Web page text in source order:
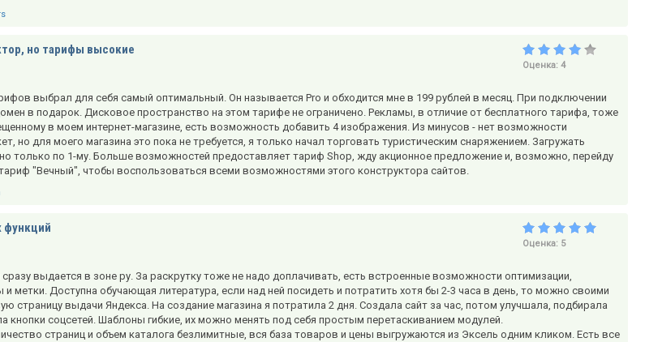
но тарифы высокие
Оценка: 4
выбрал для себя самый оптимальный. Он называется Pro и обходится мне в 199 рублей в месяц. При подключении
в подарок. Дисковое пространство на этом тарифе не ограничено. Рекламы, в отличие от бесплатного тарифа, тоже
в моем интернет-магазине, есть возможность добавить 4 изображения. Из минусов - нет возможности
но для моего магазина это пока не требуется, я только начал торговать туристическим снаряжением. Загружать
только по 1-му. Больше возможностей предоставляет тариф Shop, жду акционное предложение и, возможно, перейду
"Вечный", чтобы воспользоваться всеми возможностями этого конструктора сайтов.
функций
Оценка: 5
выдается в зоне ру. За раскрутку тоже не надо доплачивать, есть встроенные возможности оптимизации,
и метки. Доступна обучающая литература, если над ней посидеть и потратить хотя бы 2-3 часа в день, то можно своими
страницу выдачи Яндекса. На создание магазина я потратила 2 дня. Создала сайт за час, потом улучшала, подбирала
кнопки соцсетей. Шаблоны гибкие, их можно менять под себя простым перетаскиванием модулей.
страниц и объем каталога безлимитные, вся база товаров и цены выгружаются из Эксель одним кликом. Есть все